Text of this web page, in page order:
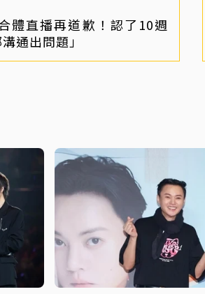
體直播再道歉！認了10週
通出問題」